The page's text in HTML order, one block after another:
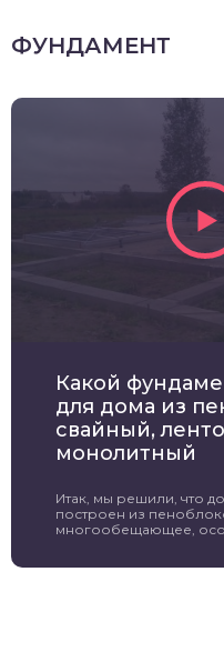
ФУНДАМЕНТ
Какой
для дома из
свайный,
монолитный
Итак, мы решили, что
построен из
многообещающее,